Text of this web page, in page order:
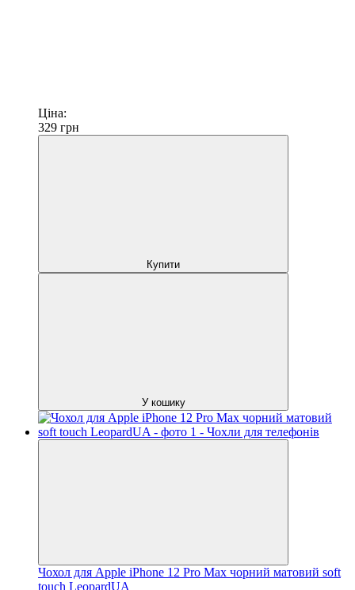
Ціна:
329 грн
Купити
У кошику
Чохол для Apple iPhone 12 Pro Max чорний матовий soft
touch LeopardUA